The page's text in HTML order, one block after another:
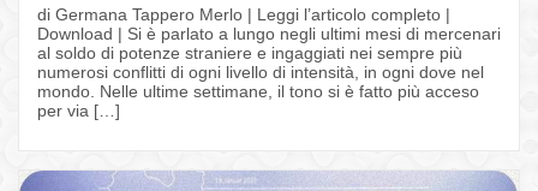
di Germana Tappero Merlo | Leggi l’articolo completo |
Download | Si è parlato a lungo negli ultimi mesi di mercenari
al soldo di potenze straniere e ingaggiati nei sempre più
numerosi conflitti di ogni livello di intensità, in ogni dove nel
mondo. Nelle ultime settimane, il tono si è fatto più acceso
per via […]